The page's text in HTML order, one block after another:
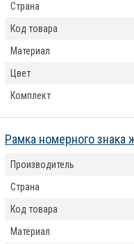
Страна
Код товара
Материал
Цвет
Комплект
Рамка номерного знака
Производитель
Страна
Код товара
Материал